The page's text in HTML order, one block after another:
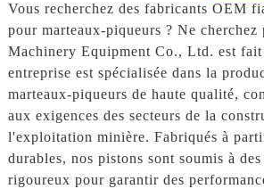
Vous recherchez des fabricants OEM
pour marteaux-piqueurs ? Ne
Machinery Equipment Co., Ltd. est
entreprise est spécialisée dans la
marteaux-piqueurs de haute qualité,
aux exigences des secteurs de la
l'exploitation minière. Fabriqués à
durables, nos pistons sont soumis à
rigoureux pour garantir des